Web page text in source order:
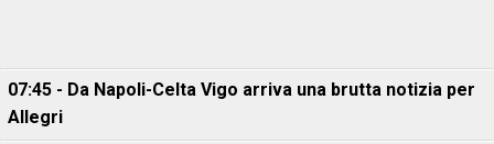
07:45 - Da Napoli-Celta Vigo arriva una brutta notizia per
Allegri